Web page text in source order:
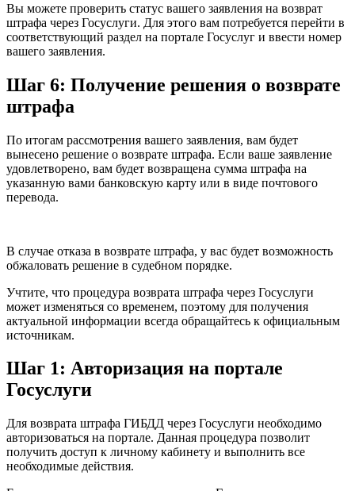
Вы можете проверить статус вашего заявления на возврат
штрафа через Госуслуги. Для этого вам потребуется перейти в
соответствующий раздел на портале Госуслуг и ввести номер
вашего заявления.
Шаг 6: Получение решения о возврате
штрафа
По итогам рассмотрения вашего заявления, вам будет
вынесено решение о возврате штрафа. Если ваше заявление
удовлетворено, вам будет возвращена сумма штрафа на
указанную вами банковскую карту или в виде почтового
перевода.
В случае отказа в возврате штрафа, у вас будет возможность
обжаловать решение в судебном порядке.
Учтите, что процедура возврата штрафа через Госуслуги
может изменяться со временем, поэтому для получения
актуальной информации всегда обращайтесь к официальным
источникам.
Шаг 1: Авторизация на портале
Госуслуги
Для возврата штрафа ГИБДД через Госуслуги необходимо
авторизоваться на портале. Данная процедура позволит
получить доступ к личному кабинету и выполнить все
необходимые действия.